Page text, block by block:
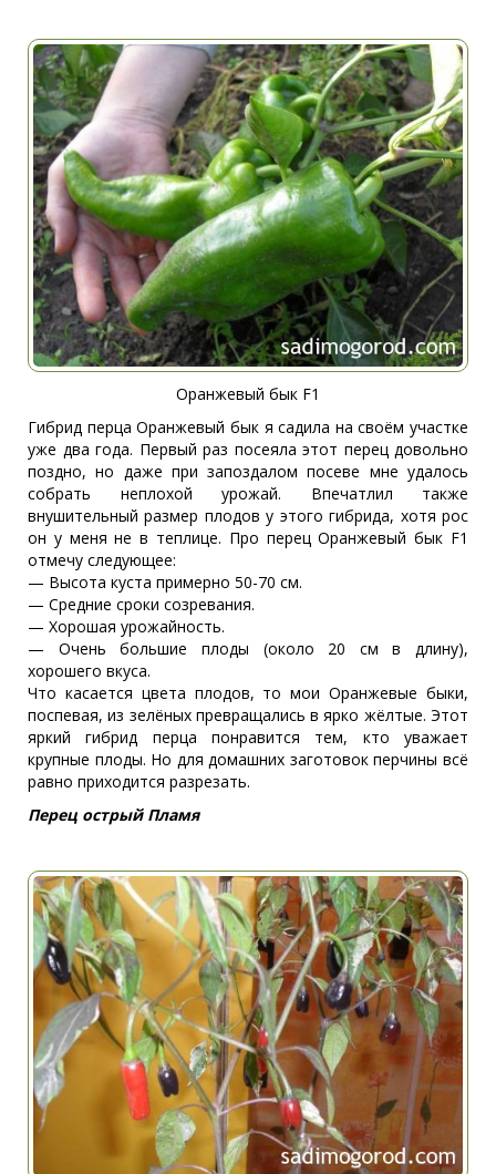
Оранжевый бык F1
Гибрид перца Оранжевый бык я садила на своём участке
уже два года. Первый раз посеяла этот перец довольно
поздно, но даже при запоздалом посеве мне удалось
собрать неплохой урожай. Впечатлил также
внушительный размер плодов у этого гибрида, хотя рос
он у меня не в теплице. Про перец Оранжевый бык F1
отмечу следующее:
— Высота куста примерно 50-70 см.
— Средние сроки созревания.
— Хорошая урожайность.
— Очень большие плоды (около 20 см в длину),
хорошего вкуса.
Что касается цвета плодов, то мои Оранжевые быки,
поспевая, из зелёных превращались в ярко жёлтые. Этот
яркий гибрид перца понравится тем, кто уважает
крупные плоды. Но для домашних заготовок перчины всё
равно приходится разрезать.
Перец острый Пламя